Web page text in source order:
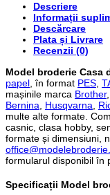
Descriere
Informații
Descărcare
Plata și Livrare
Recenzii (0)
Model broderie Casa
papel , în format PES
mașinile marca Brother,
Bernina
Husqvarna
multe alte formate.
casnic, clasa hobby,
formate și dimensiuni,
formularul disponibil în
Specificații Model